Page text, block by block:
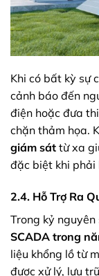
Khi có bất kỳ sự
cảnh báo đến
điện hoặc đưa
chặn thảm họa.
giám sát từ xa
đặc biệt khi phải
2.4. Hỗ Trợ Ra
Trong kỷ
SCADA trong
liệu khổng lồ từ
được xử lý, lưu